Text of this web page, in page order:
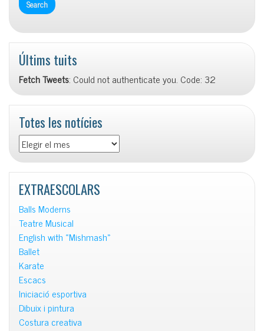
Últims tuits
Fetch Tweets: Could not authenticate you. Code: 32
Totes les notícies
Totes
les
notícies
EXTRAESCOLARS
Balls Moderns
Teatre Musical
English with «Mishmash»
Ballet
Karate
Escacs
Iniciació esportiva
Dibuix i pintura
Costura creativa